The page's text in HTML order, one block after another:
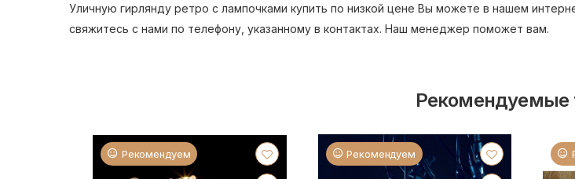
Уличную гирлянду ретро с лампочками купить по низкой цене Вы можете в нашем
свяжитесь с нами по телефону, указанному в контактах. Наш менеджер поможет вам.
Рекомендуемые
Рекомендуем Рекомендуем